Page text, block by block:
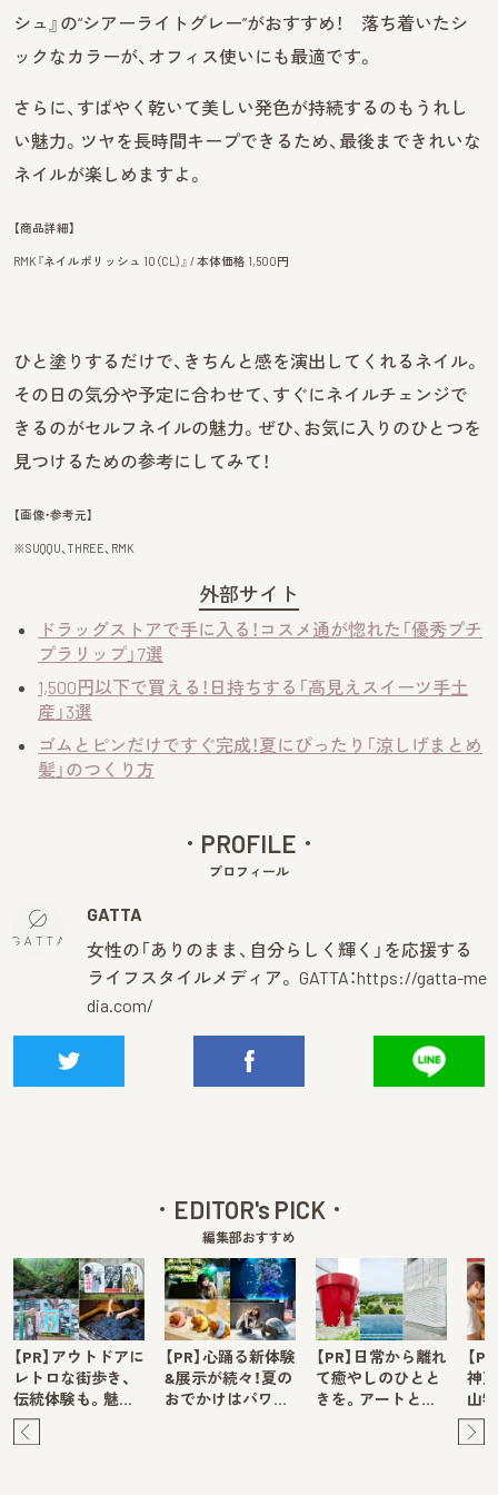
シュ』の“シアーライトグレー”がおすすめ！ 落ち着いたシ
ックなカラーが、オフィス使いにも最適です。
さらに、すばやく乾いて美しい発色が持続するのもうれし
い魅力。ツヤを長時間キープできるため、最後まできれいな
ネイルが楽しめますよ。
【商品詳細】
RMK『ネイルポリッシュ 10（CL）』 / 本体価格 1,500円
ひと塗りするだけで、きちんと感を演出してくれるネイル。
その日の気分や予定に合わせて、すぐにネイルチェンジで
きるのがセルフネイルの魅力。ぜひ、お気に入りのひとつを
見つけるための参考にしてみて！
【画像・参考元】
※SUQQU、THREE、RMK
外部サイト
ドラッグストアで手に入る！コスメ通が惚れた「優秀プチ
プラリップ」7選
1,500円以下で買える！日持ちする「高見えスイーツ手土
産」3選
ゴムとピンだけですぐ完成！夏にぴったり「涼しげまとめ
髪」のつくり方
PROFILE
プロフィール
GATTA
女性の「ありのまま、自分らしく輝く」を応援する
ライフスタイルメディア。 GATTA：https://gatta-me
dia.com/
EDITOR's PICK
編集部おすすめ
【PR】アウトドアに
レトロな街歩き、
伝統体験も。魅…
【PR】心踊る新体験
&展示が続々！夏の
おでかけはパワ…
【PR】日常から離れ
て癒やしのひとと
きを。アートと…
【
神
山